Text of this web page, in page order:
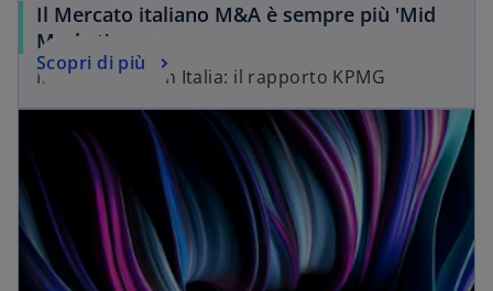
Il Mercato italiano M&A è sempre più 'Mid
Market'
Mercato M&A in Italia: il rapporto KPMG
Scopri di più